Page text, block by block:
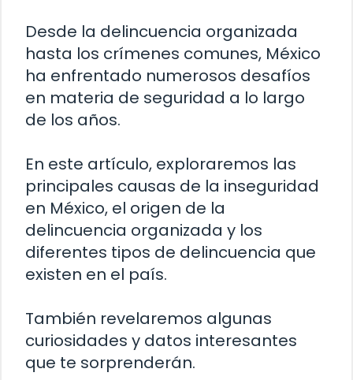
Desde la delincuencia organizada
hasta los crímenes comunes, México
ha enfrentado numerosos desafíos
en materia de seguridad a lo largo
de los años.
En este artículo, exploraremos las
principales causas de la inseguridad
en México, el origen de la
delincuencia organizada y los
diferentes tipos de delincuencia que
existen en el país.
También revelaremos algunas
curiosidades y datos interesantes
que te sorprenderán.